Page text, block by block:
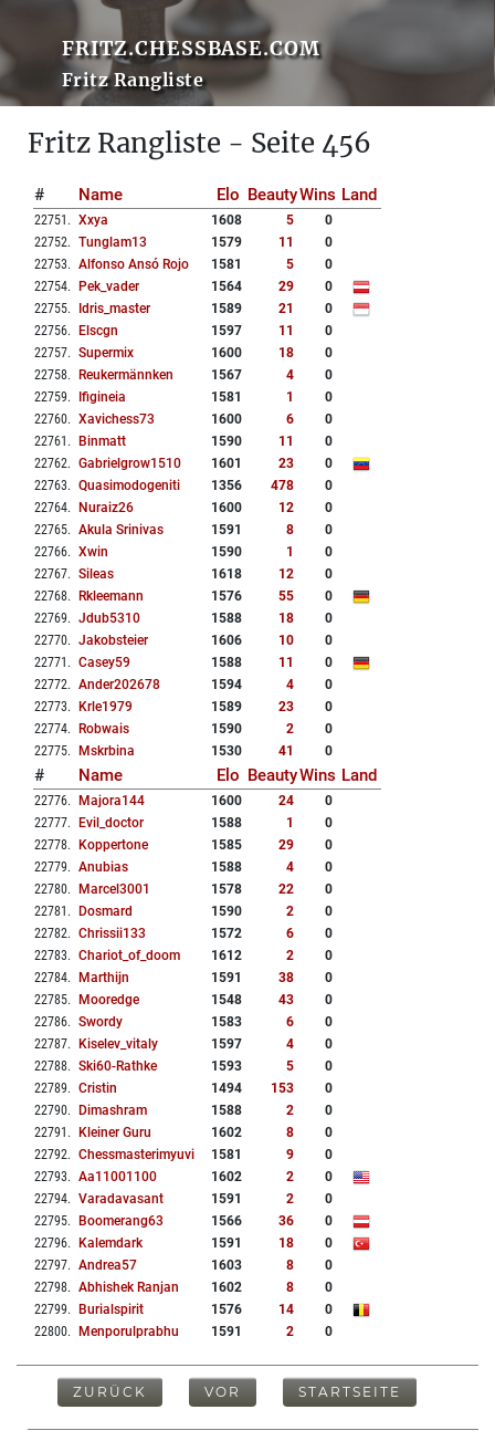
FRITZ.CHESSBASE.COM
Fritz Rangliste
Fritz Rangliste - Seite 456
# Name Elo BeautyWins Land
22751 . Xxya 1608 5
0
22752. Tunglam13 1579 11
0
22753. Alfonso Ansó Rojo 1581 5
0
22754. Pek_vader 1564 29
0
22755. Idris_master 1589 21
0
22756. Elscgn 1597 11
0
22757. Supermix 1600 18
0
22758. Reukermännken 1567 4
0
22759. Ifigineia 1581 1
0
22760. Xavichess73 1600 6
0
22761 . Binmatt 1590 11
0
22762. Gabrielgrow1510 1601 23
0
22763. Quasimodogeniti 1356 478
0
22764. Nuraiz26 1600 12
0
22765. Akula Srinivas 1591 8
0
22766. Xwin 1590 1
0
22767. Sileas 1618 12
0
22768. Rkleemann 1576 55
0
22769. Jdub5310 1588 18
0
22770. Jakobsteier 1606 10
0
22771 . Casey59 1588 11
0
22772. Ander202678 1594 4
0
22773. Krle1979 1589 23
0
22774. Robwais 1590 2
0
22775. Mskrbina 1530 41 0
# Name Elo BeautyWins Land
22776. Majora144 1600 24
0
22777. Evil_doctor 1588 1
0
22778. Koppertone 1585 29
0
22779. Anubias 1588 4
0
22780. Marcel3001 1578 22
0
22781 . Dosmard 1590 2
0
22782. Chrissii133 1572 6
0
22783. Chariot_of_doom 1612 2
0
22784. Marthijn 1591 38
0
22785. Mooredge 1548 43
0
22786. Swordy 1583 6
0
22787. Kiselev_vitaly 1597 4
0
22788. Ski60-Rathke 1593 5
0
22789. Cristin 1494 153
0
22790. Dimashram 1588 2
0
22791 . Kleiner Guru 1602 8
0
22792. Chessmasterimyuvi 1581 9
0
22793. Aa11001100 1602 2
0
22794. Varadavasant 1591 2
0
22795. Boomerang63 1566 36
0
22796. Kalemdark 1591 18
0
22797. Andrea57 1603 8
0
22798. Abhishek Ranjan 1602 8
0
22799. Burialspirit 1576 14
0
22800. Menporulprabhu 1591 2 0
ZURÜCK VOR STARTSEITE